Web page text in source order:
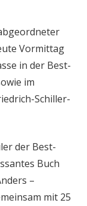
Vormittag
in der Best-
im
Schiller-
der Best-
Buch
–
mit 25